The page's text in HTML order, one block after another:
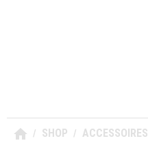
/ SHOP / ACCESSOIRES